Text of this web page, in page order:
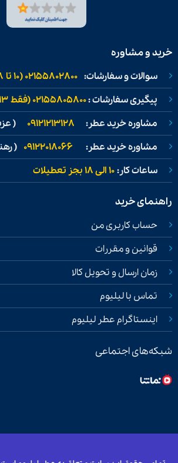
خرید و مشاوره
سوالات و سفارشات: 02155802800 (۱۰ تا ۱۸)
پیگیری سفارشات :02155805800 (فقط ۱۳ تا ۱۸)
مشاوره خرید عطر: 09121213128
(
مشاوره خرید عطر: 09122018066
(
ساعات کار:۱۰ الی ۱۸ بجز تعطیلات
راهنمای خرید
حساب کاربری من
قوانین و مقررات
زمان ارسال و تحویل کالا
تماس با لیلیوم
اینستاگرام عطر لیلیوم
شبکه‌های اجتماعی